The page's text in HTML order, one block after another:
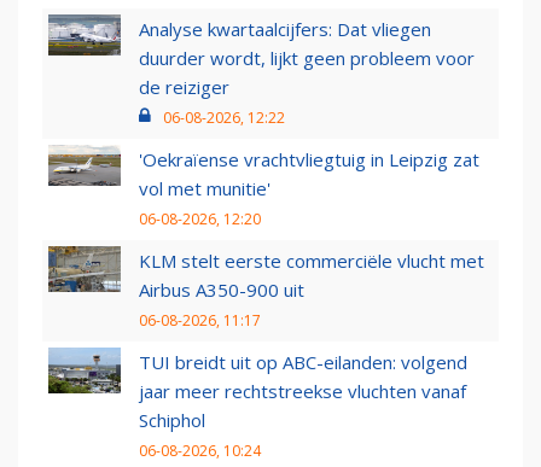
Analyse kwartaalcijfers: Dat vliegen
duurder wordt, lijkt geen probleem voor
de reiziger
06-08-2026, 12:22
'Oekraïense vrachtvliegtuig in Leipzig zat
vol met munitie'
06-08-2026, 12:20
KLM stelt eerste commerciële vlucht met
Airbus A350-900 uit
06-08-2026, 11:17
TUI breidt uit op ABC-eilanden: volgend
jaar meer rechtstreekse vluchten vanaf
Schiphol
06-08-2026, 10:24